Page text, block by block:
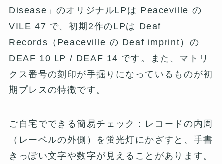
Disease」のオリジナルLPは Peaceville の
VILE 47 で、初期2作のLPは Deaf
Records（Peaceville の Deaf imprint）の
DEAF 10 LP / DEAF 14 です。また、マトリ
クス番号の刻印が手掘りになっているものが初
期プレスの特徴です。
ご自宅でできる簡易チェック：レコードの内周
（レーベルの外側）を蛍光灯にかざすと、手書
きっぽい文字や数字が見えることがあります。